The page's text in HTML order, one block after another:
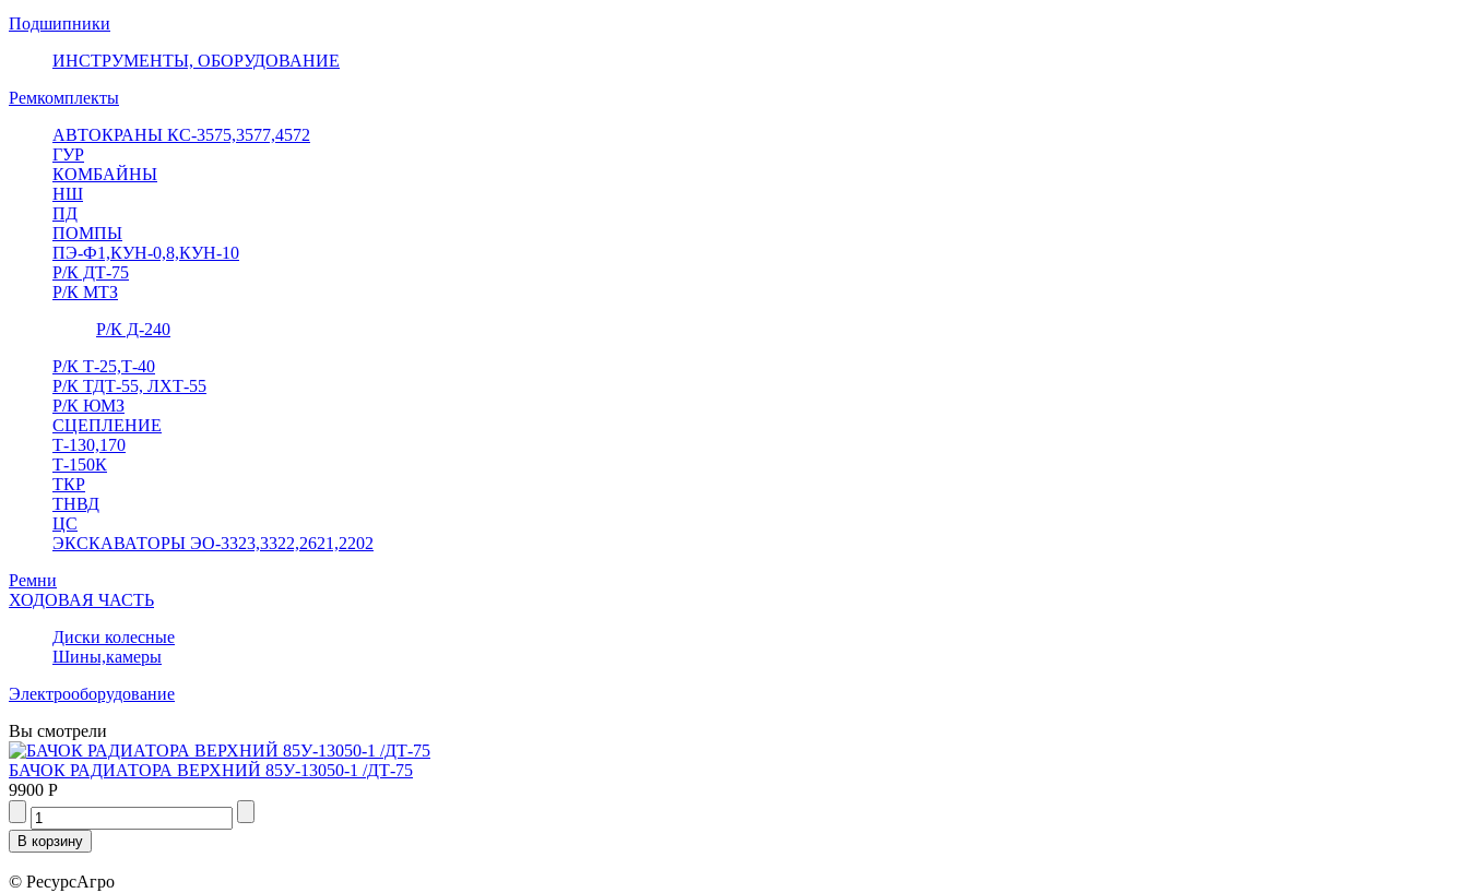
Подшипники
ИНСТРУМЕНТЫ, ОБОРУДОВАНИЕ
Ремкомплекты
АВТОКРАНЫ КС-3575,3577,4572
ГУР
КОМБАЙНЫ
НШ
ПД
ПОМПЫ
ПЭ-Ф1,КУН-0,8,КУН-10
Р/К ДТ-75
Р/К МТЗ
Р/К Д-240
Р/К Т-25,Т-40
Р/К ТДТ-55, ЛХТ-55
Р/К ЮМЗ
СЦЕПЛЕНИЕ
Т-130,170
Т-150К
ТКР
ТНВД
ЦС
ЭКСКАВАТОРЫ ЭО-3323,3322,2621,2202
Ремни
ХОДОВАЯ ЧАСТЬ
Диски колесные
Шины,камеры
Электрооборудование
Вы смотрели
БАЧОК РАДИАТОРА ВЕРХНИЙ 85У-13050-1 /ДТ-75
9900 Р
© РесурсАгро